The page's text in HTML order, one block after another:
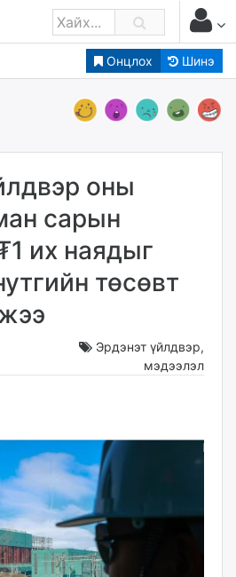
Онцлох Шинэ
оны
сарын
их наядыг
төсөвт
Эрдэнэт үйлдвэр,
мэдээлэл